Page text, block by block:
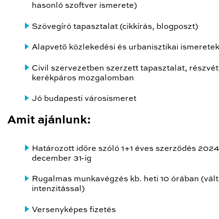
hasonló szoftver ismerete)
Szövegíró tapasztalat (cikkírás, blogposzt)
Alapvető közlekedési és urbanisztikai ismeretek
Civil szervezetben szerzett tapasztalat,
kerékpáros mozgalomban
Jó budapesti városismeret
Amit ajánlunk:
Határozott időre szóló 1+1 éves szerződés
december 31-ig
Rugalmas munkavégzés kb. heti 10 órában
intenzitással)
Versenyképes fizetés